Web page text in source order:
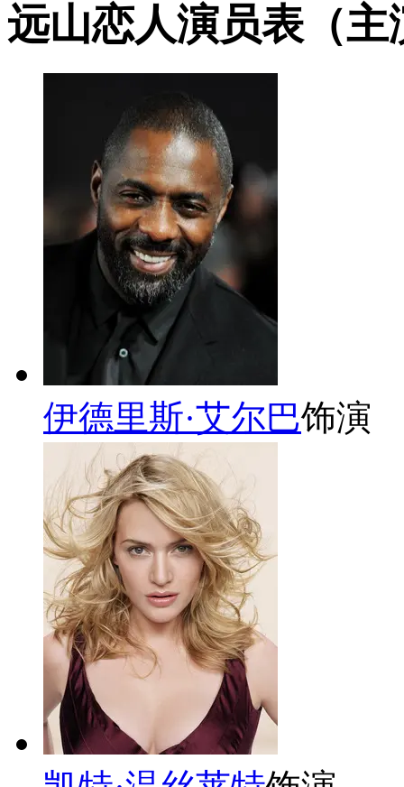
远山恋人演员表（主
伊德里斯·艾尔巴饰演